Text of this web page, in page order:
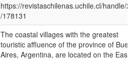
https://revistaschilenas.uchile.cl/handle/
/178131
The coastal villages with the greatest
touristic affluence of the province of
Aires, Argentina, are located on the